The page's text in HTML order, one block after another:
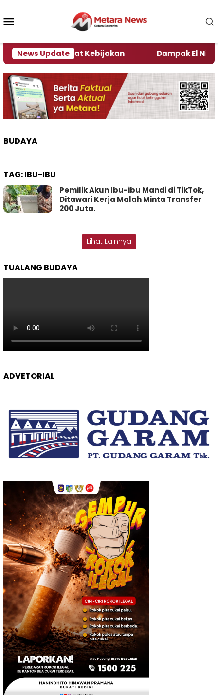
konten
News Update
Kata Pengamat Kebijakan Dampak El Nino,
BUDAYA
TAG:IBU-IBU
Pemilik Akun Ibu-ibu Mandi di TikTok,
Ditawari Kerja Malah Minta Transfer
200 Juta.
Lihat Lainnya
TUALANG BUDAYA
ADVETORIAL